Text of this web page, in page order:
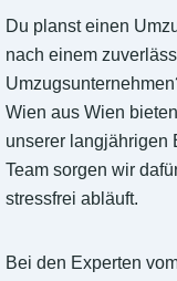
Du planst einen
nach einem
Wien aus Wien
unserer langjährigen
Team sorgen wir
stressfrei abläuft.
Bei den Experten